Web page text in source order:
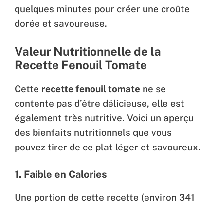
quelques minutes pour créer une croûte
dorée et savoureuse.
Valeur Nutritionnelle de la
Recette Fenouil Tomate
Cette recette fenouil tomate ne se
contente pas d’être délicieuse, elle est
également très nutritive. Voici un aperçu
des bienfaits nutritionnels que vous
pouvez tirer de ce plat léger et savoureux.
1. Faible en Calories
Une portion de cette recette (environ 341